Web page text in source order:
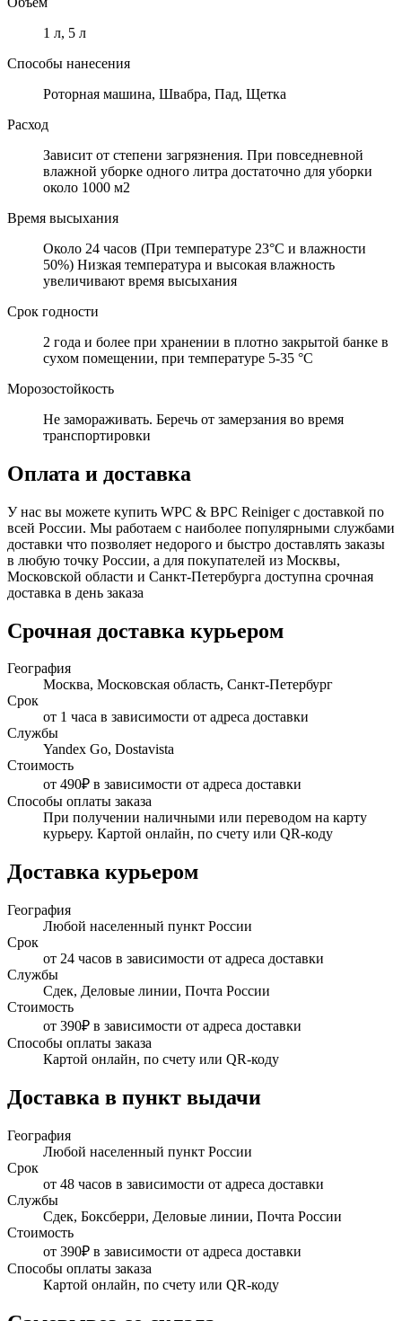
1 л, 5 л
Способы нанесения
Роторная машина, Швабра, Пад, Щетка
Расход
Зависит от степени загрязнения. При повседневной
влажной уборке одного литра достаточно для уборки
около 1000 м2
Время высыхания
Около 24 часов (При температуре 23°C и влажности
50%) Низкая температура и высокая влажность
увеличивают время высыхания
Срок годности
2 года и более при хранении в плотно закрытой банке в
сухом помещении, при температуре 5-35 °C
Морозостойкость
Не замораживать. Беречь от замерзания во время
транспортировки
Оплата и доставка
У нас вы можете купить WPC & BPC Reiniger с доставкой по
всей России. Мы работаем с наиболее популярными службами
доставки что позволяет недорого и быстро доставлять заказы
в любую точку России, а для покупателей из Москвы,
Московской области и Санкт-Петербурга доступна срочная
доставка в день заказа
Срочная доставка курьером
География
Москва, Московская область, Санкт-Петербург
Срок
от 1 часа в зависимости от адреса доставки
Службы
Yandex Go, Dostavista
Стоимость
от 490₽ в зависимости от адреса доставки
Способы оплаты заказа
При получении наличными или переводом на карту
курьеру. Картой онлайн, по счету или QR-коду
Доставка курьером
География
Любой населенный пункт России
Срок
от 24 часов в зависимости от адреса доставки
Службы
Сдек, Деловые линии, Почта России
Стоимость
от 390₽ в зависимости от адреса доставки
Способы оплаты заказа
Картой онлайн, по счету или QR-коду
Доставка в пункт выдачи
География
Любой населенный пункт России
Срок
от 48 часов в зависимости от адреса доставки
Службы
Сдек, Боксберри, Деловые линии, Почта России
Стоимость
от 390₽ в зависимости от адреса доставки
Способы оплаты заказа
Картой онлайн, по счету или QR-коду